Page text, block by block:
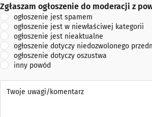
Zgłaszam ogłoszenie do moderacji z powodu:
Zgłaszam ogłoszenie do moderacji z
ogłoszenie jest spamem
ogłoszenie jest w niewłaściwej kategorii
ogłoszenie jest nieaktualne
ogłoszenie dotyczy niedozwolonego
ogłoszenie dotyczy oszustwa
inny powód